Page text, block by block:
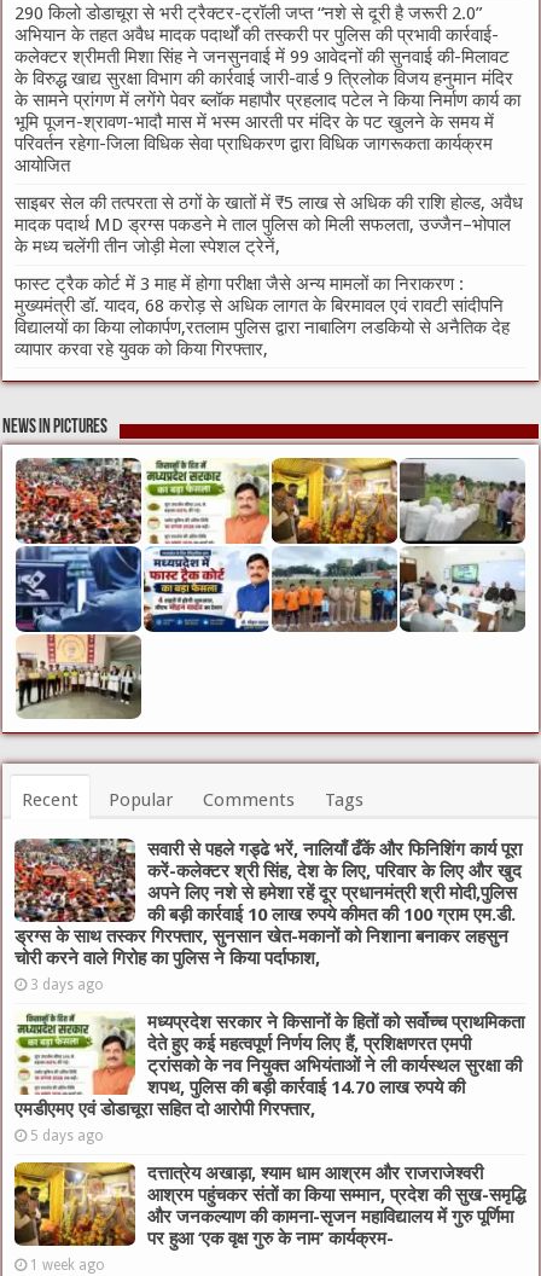
290 किलो डोडाचूरा से भरी ट्रैक्टर-ट्रॉली जप्त “नशे से दूरी है जरूरी 2.0”
अभियान के तहत अवैध मादक पदार्थों की तस्करी पर पुलिस की प्रभावी कार्रवाई-
कलेक्टर श्रीमती मिशा सिंह ने जनसुनवाई में 99 आवेदनों की सुनवाई की-मिलावट
के विरुद्ध खाद्य सुरक्षा विभाग की कार्रवाई जारी-वार्ड 9 त्रिलोक विजय हनुमान मंदिर
के सामने प्रांगण में लगेंगे पेवर ब्लॉक महापौर प्रहलाद पटेल ने किया निर्माण कार्य का
भूमि पूजन-श्रावण-भादौ मास में भस्म आरती पर मंदिर के पट खुलने के समय में
परिवर्तन रहेगा-जिला विधिक सेवा प्राधिकरण द्वारा विधिक जागरूकता कार्यक्रम
आयोजित
साइबर सेल की तत्परता से ठगों के खातों में ₹5 लाख से अधिक की राशि होल्ड, अवैध
मादक पदार्थ MD ड्रग्स पकडने मे ताल पुलिस को मिली सफलता, उज्जैन–भोपाल
के मध्य चलेंगी तीन जोड़ी मेला स्पेशल ट्रेनें,
फास्ट ट्रैक कोर्ट में 3 माह में होगा परीक्षा जैसे अन्य मामलों का निराकरण :
मुख्यमंत्री डॉ. यादव, 68 करोड़ से अधिक लागत के बिरमावल एवं रावटी सांदीपनि
विद्यालयों का किया लोकार्पण,रतलाम पुलिस द्वारा नाबालिग लडकियो से अनैतिक देह
व्यापार करवा रहे युवक को किया गिरफ्तार,
News in Pictures
Recent Popular Comments Tags
सवारी से पहले गड्ढे भरें, नालियाँ ढँकें और फिनिशिंग कार्य पूरा
करें-कलेक्टर श्री सिंह, देश के लिए, परिवार के लिए और खुद
अपने लिए नशे से हमेशा रहें दूर प्रधानमंत्री श्री मोदी,पुलिस
की बड़ी कार्रवाई 10 लाख रुपये कीमत की 100 ग्राम एम.डी.
ड्रग्स के साथ तस्कर गिरफ्तार, सुनसान खेत-मकानों को निशाना बनाकर लहसुन
चोरी करने वाले गिरोह का पुलिस ने किया पर्दाफाश,
3 days ago
मध्यप्रदेश सरकार ने किसानों के हितों को सर्वोच्च प्राथमिकता
देते हुए कई महत्वपूर्ण निर्णय लिए हैं, प्रशिक्षणरत एमपी
ट्रांसको के नव नियुक्त अभियंताओं ने ली कार्यस्थल सुरक्षा की
शपथ, पुलिस की बड़ी कार्रवाई 14.70 लाख रुपये की
एमडीएमए एवं डोडाचूरा सहित दो आरोपी गिरफ्तार,
5 days ago
दत्तात्रेय अखाड़ा, श्याम धाम आश्रम और राजराजेश्वरी
आश्रम पहुंचकर संतों का किया सम्मान, प्रदेश की सुख-समृद्धि
और जनकल्याण की कामना-सृजन महाविद्यालय में गुरु पूर्णिमा
पर हुआ ‘एक वृक्ष गुरु के नाम’ कार्यक्रम-
1 week ago